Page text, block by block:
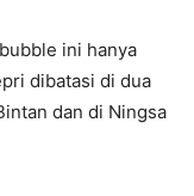
ini hanya
dibatasi di dua
dan di Ningsa